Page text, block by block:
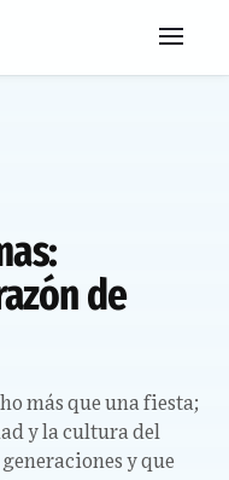
de
más que una fiesta;
y la cultura del
y que